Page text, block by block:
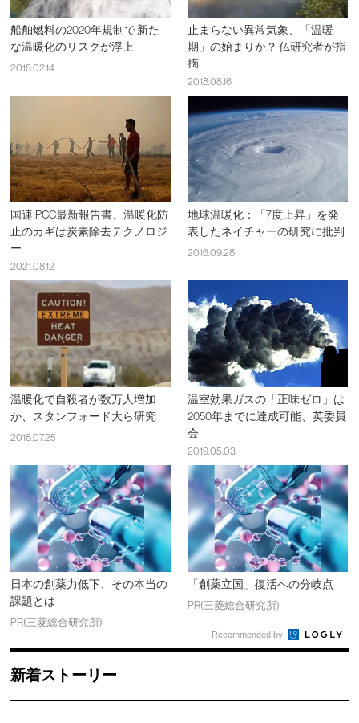
船舶燃料の2020年規制で 新た
な温暖化のリスクが浮上
2018.02.14
止まらない異常気象、「温暖
期」の始まりか？ 仏研究者が指
摘
2018.08.16
国連IPCC最新報告書、温暖化防
止のカギは炭素除去テクノロジ
ー
2021.08.12
地球温暖化：「7度上昇」を発
表したネイチャーの研究に批判
2016.09.28
温暖化で自殺者が数万人増加
か、スタンフォード大ら研究
2018.07.25
温室効果ガスの「正味ゼロ」は
2050年までに達成可能、英委員
会
2019.05.03
日本の創薬力低下、その本当の
課題とは
PR(三菱総合研究所)
「創薬立国」復活への分岐点
PR(三菱総合研究所)
Recommended by
新着ストーリー